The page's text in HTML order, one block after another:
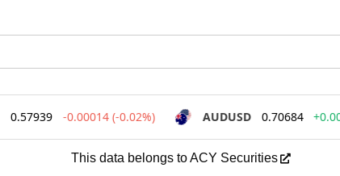
This data belongs to ACY Securities